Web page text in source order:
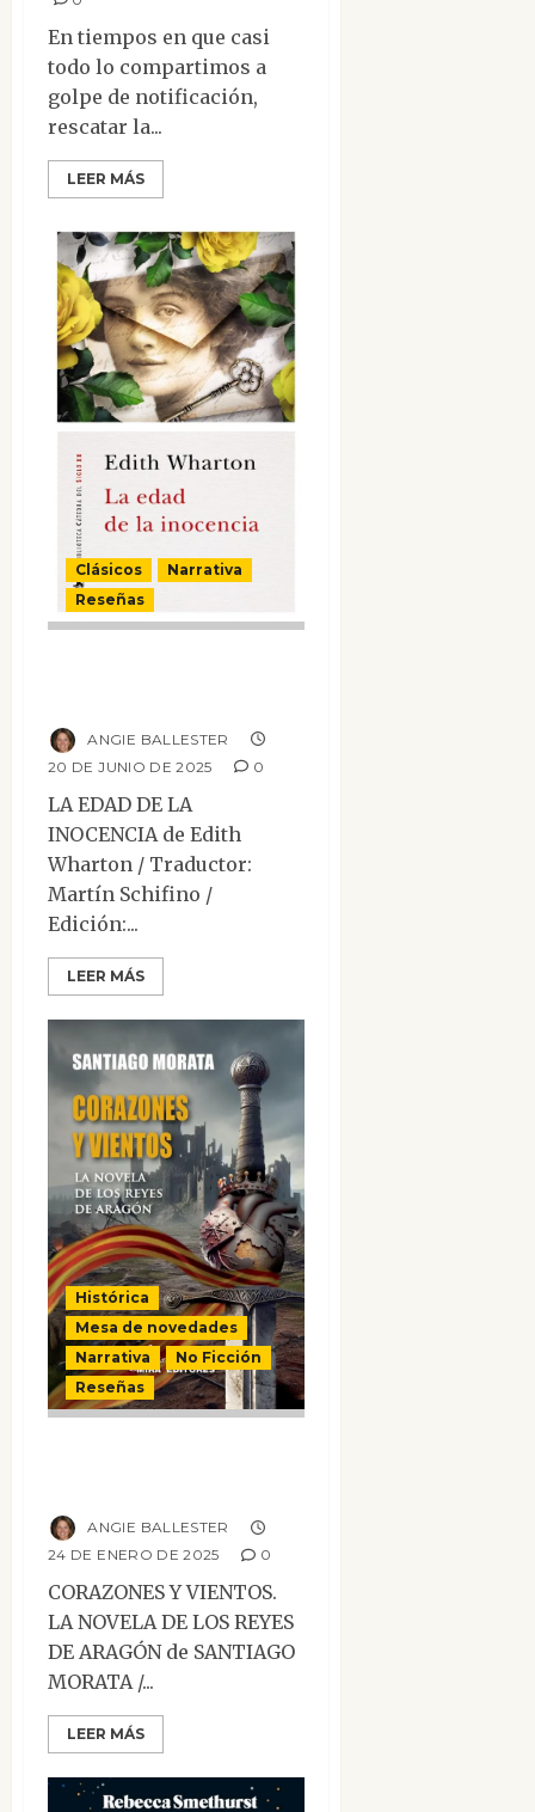
En tiempos en que casi
todo lo compartimos a
golpe de notificación,
rescatar la...
LEER MÁS
Clásicos
Narrativa
Reseñas
ANGIE BALLESTER
20 DE JUNIO DE 2025
0
LA EDAD DE LA
INOCENCIA de Edith
Wharton / Traductor:
Martín Schifino /
Edición:...
LEER MÁS
Histórica
Mesa de novedades
Narrativa
No Ficción
Reseñas
ANGIE BALLESTER
24 DE ENERO DE 2025
0
CORAZONES Y VIENTOS.
LA NOVELA DE LOS REYES
DE ARAGÓN de SANTIAGO
MORATA /...
LEER MÁS